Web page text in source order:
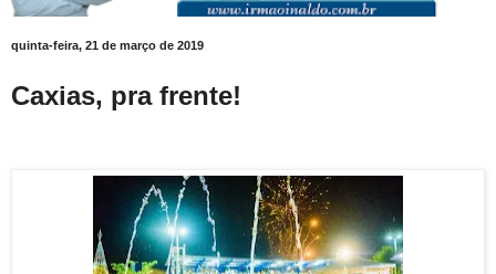
quinta-feira, 21 de março de 2019
Caxias, pra frente!